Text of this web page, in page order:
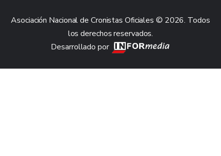
Asociación Nacional de Cronistas Oficiales © 2026. Todos
los derechos reservados.
Desarrollado por